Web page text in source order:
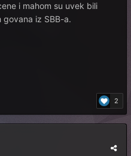
i mahom su uvek bili
iz SBB-a.
2